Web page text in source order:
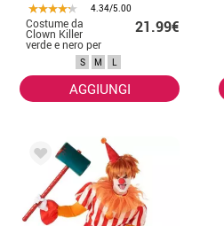
4.34/5.00
Costume da
Clown Killer
verde e nero per
21.99€
S M L
AGGIUNGI